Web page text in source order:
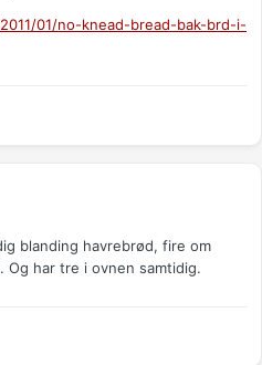
01/no-knead-bread-bak-brd-i-
blanding havrebrød, fire om
Og har tre i ovnen samtidig.